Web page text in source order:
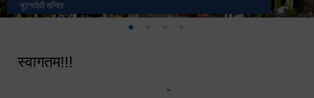
भुटनदेवी मन्दिर
स्मारक
हेटौंडा उपमहानगरपालिका नगर कार्यपालिकाको कार्यालय
मनकामना डाँडाबाट देखिएको दृश्य
स्वागतम!!!
"